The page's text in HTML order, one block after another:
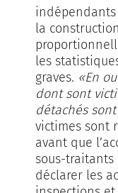
indépendants
la
les
graves. «En
dont sont
détachés
victimes sont
avant que
sous-
déclarer les